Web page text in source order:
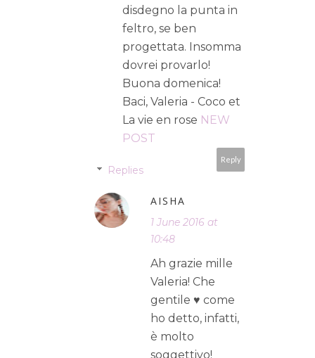
disdegno la punta in
feltro, se ben
progettata. Insomma
dovrei provarlo!
Buona domenica!
Baci, Valeria - Coco et
La vie en rose NEW
POST
Reply
Replies
AISHA
1 June 2016 at
10:48
Ah grazie mille
Valeria! Che
gentile ♥ come
ho detto, infatti,
è molto
soggettivo!